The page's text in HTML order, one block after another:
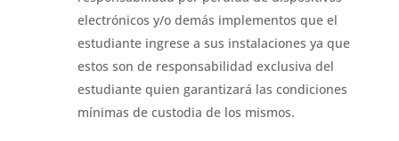
electrónicos y/o demás implementos que el
estudiante ingrese a sus instalaciones ya que
estos son de responsabilidad exclusiva del
estudiante quien garantizará las condiciones
mínimas de custodia de los mismos.